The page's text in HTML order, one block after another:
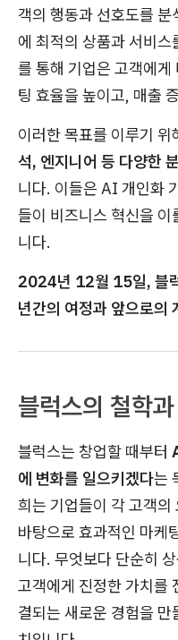
객의 행동과 선호도를
에 최적의 상품과 서비
를 통해 기업은 고객에게
팅 효율을 높이고, 매출
이러한 목표를 이루기 위
석, 엔지니어 등 다양한
니다. 이들은 AI 개인화
들이 비즈니스 혁신을
니다.
2024년 12월 15일, 블
년간의 여정과 앞으로의
블럭스의 철학
블럭스는 창업할 때부터
에 변화를 일으키겠다는
희는 기업들이 각 고객
바탕으로 효과적인 마케
니다. 무엇보다 단순히
고객에게 진정한 가치를
결되는 새로운 경험을